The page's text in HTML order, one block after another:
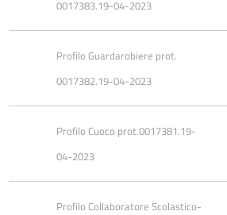
0017383.19-04-2023
Profilo Guardarobiere prot.
0017382.19-04-2023
Profilo Cuoco prot.0017381.19-
04-2023
Profilo Collaboratore Scolastico-